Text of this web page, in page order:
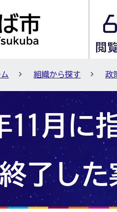
組織から探す 政
11月に
了した